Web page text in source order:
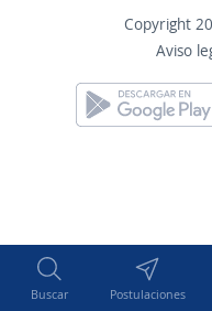
Buscar Postulaciones
Copyright
Aviso